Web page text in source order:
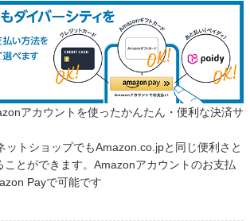
アカウントを使ったかんたん・便利な決済サ
ットショップでもAmazon.co.jpと同じ便利さと
ことができます。Amazonアカウントのお支払
Payで可能です